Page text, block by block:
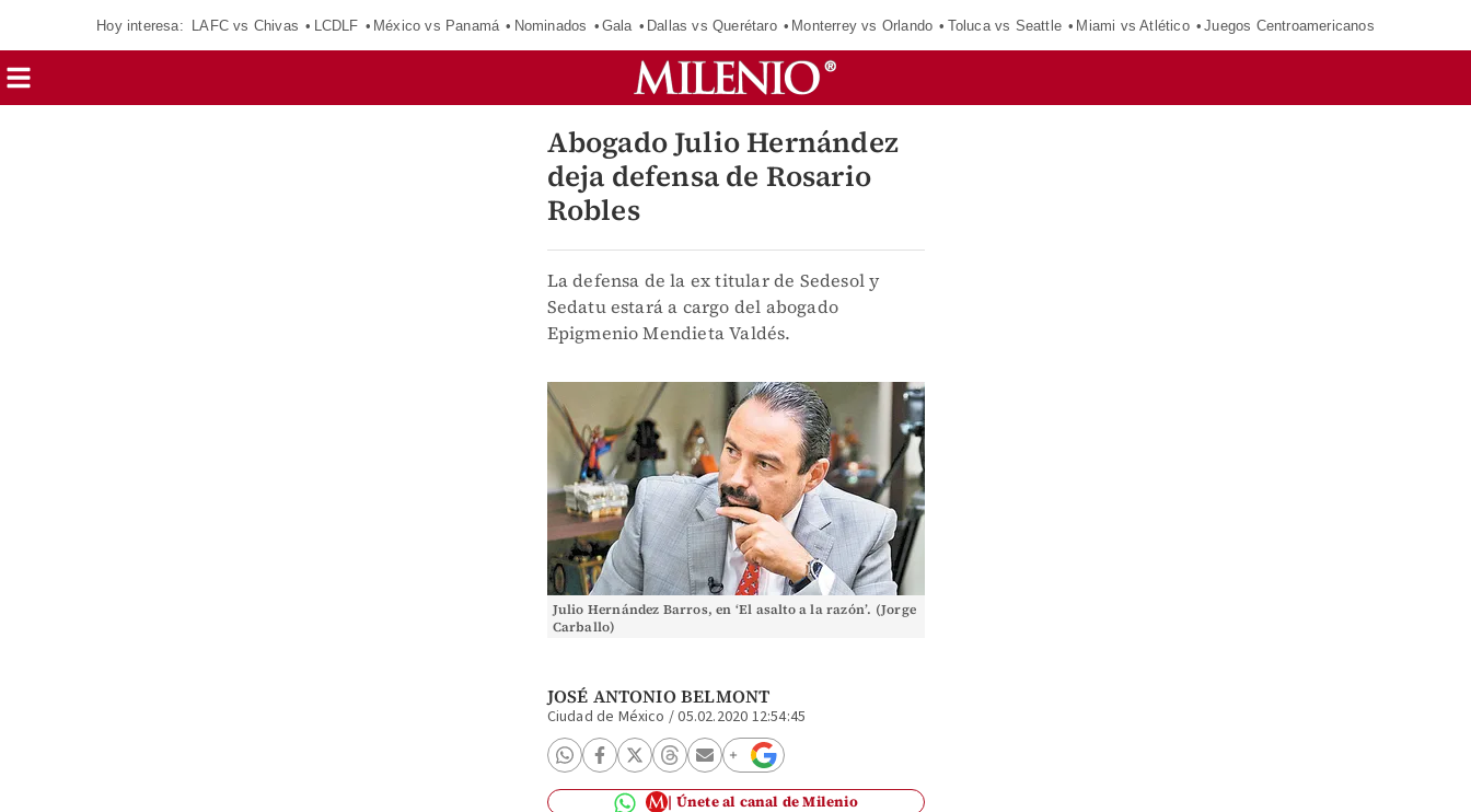
Hoy interesa: LAFC vs Chivas LCDLF México vs Panamá Nominados Gala Dallas vs Querétaro Monterrey vs Orlando Toluca vs Seattle Miami vs Atlético Juegos Centroamericanos
Abogado Julio Hernández
deja defensa de Rosario
Robles
La defensa de la ex titular de Sedesol y
Sedatu estará a cargo del abogado
Epigmenio Mendieta Valdés.
Julio Hernández Barros, en ‘El asalto a la razón’. (Jorge
Carballo)
JOSÉ ANTONIO BELMONT
Ciudad de México /05.02.2020 12:54:45
Únete al canal de Milenio